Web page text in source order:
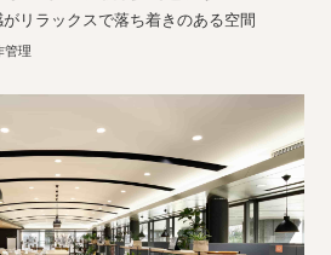
リラックスで落ち着きのある空間
管理